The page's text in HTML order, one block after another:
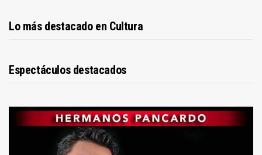
Lo más destacado en Cultura
Espectáculos destacados